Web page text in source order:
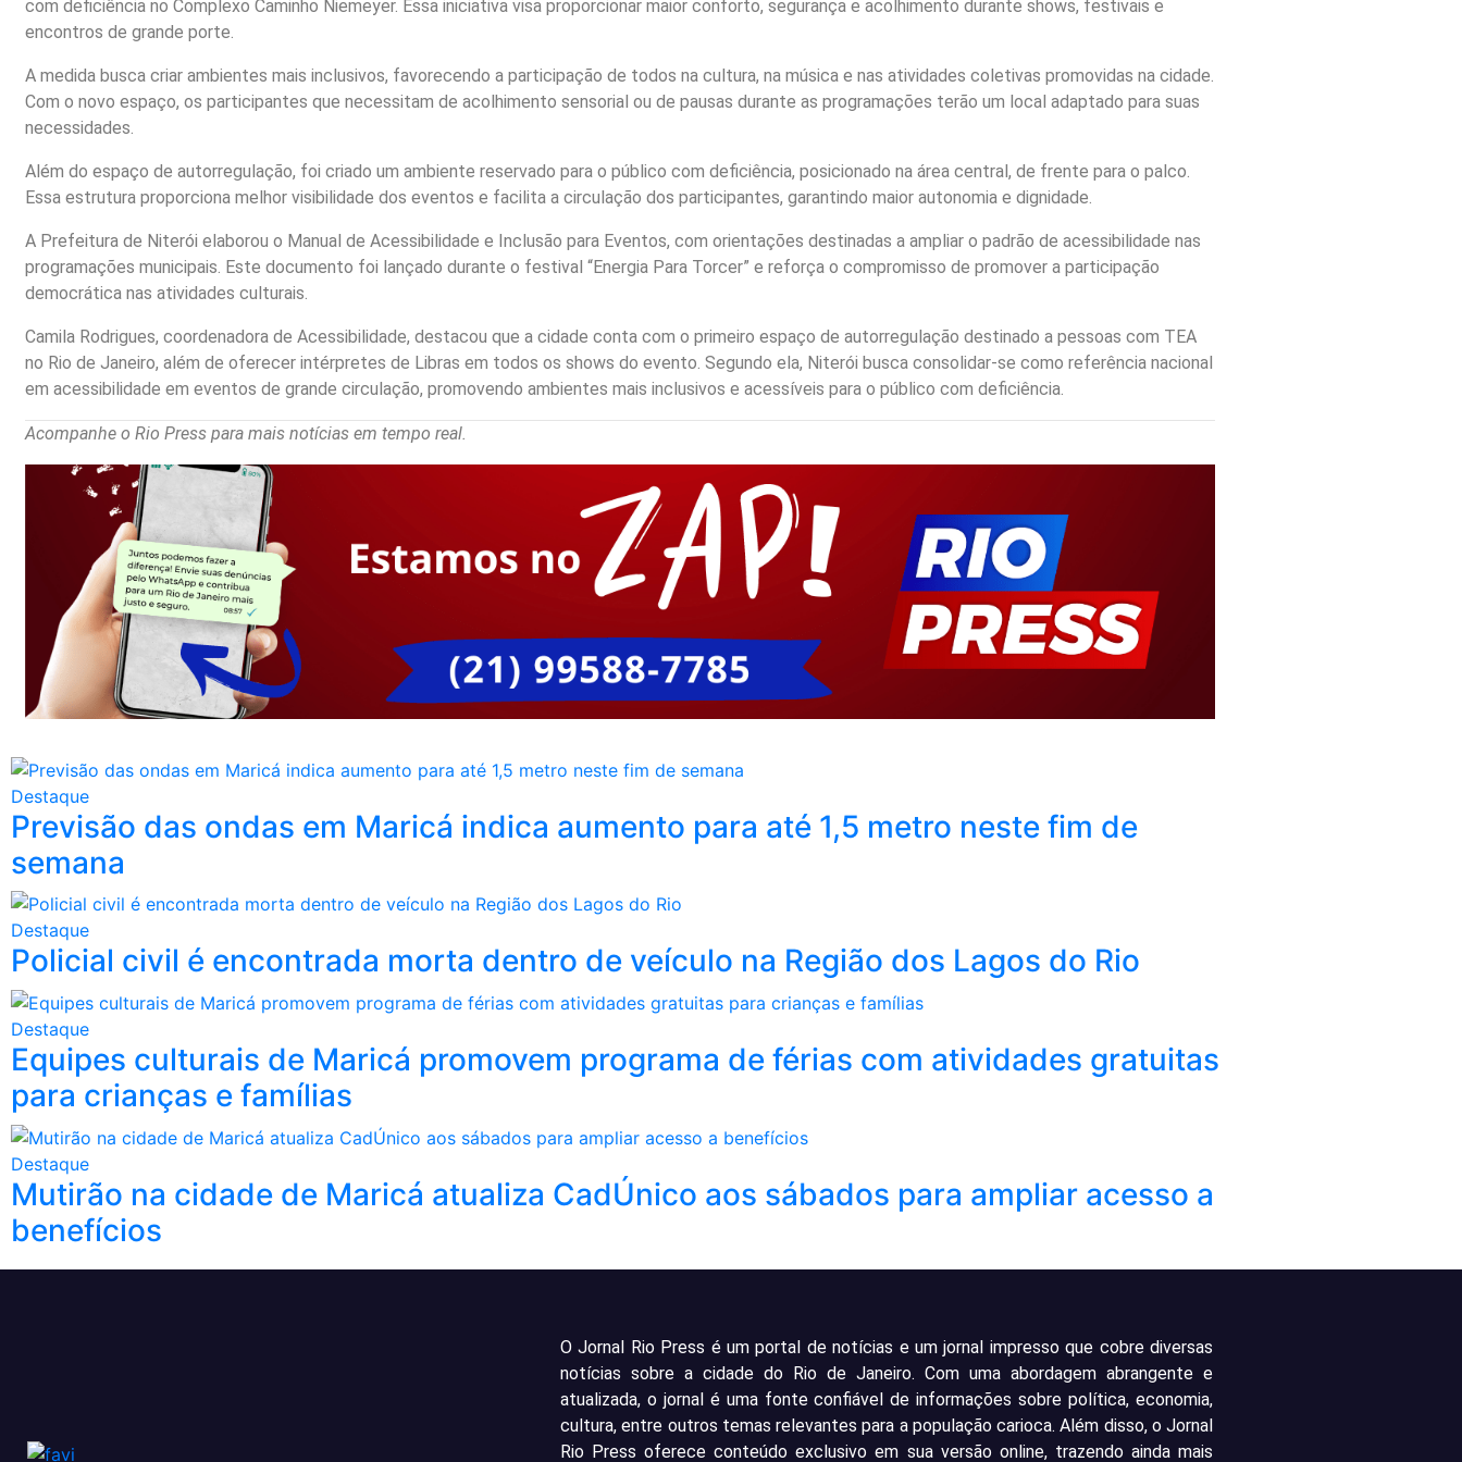
com deficiência no Complexo Caminho Niemeyer. Essa iniciativa visa proporcionar maior conforto, segurança e acolhimento durante shows, festivais e
encontros de grande porte.
A medida busca criar ambientes mais inclusivos, favorecendo a participação de todos na cultura, na música e nas atividades coletivas promovidas na cidade.
Com o novo espaço, os participantes que necessitam de acolhimento sensorial ou de pausas durante as programações terão um local adaptado para suas
necessidades.
Além do espaço de autorregulação, foi criado um ambiente reservado para o público com deficiência, posicionado na área central, de frente para o palco.
Essa estrutura proporciona melhor visibilidade dos eventos e facilita a circulação dos participantes, garantindo maior autonomia e dignidade.
A Prefeitura de Niterói elaborou o Manual de Acessibilidade e Inclusão para Eventos, com orientações destinadas a ampliar o padrão de acessibilidade nas
programações municipais. Este documento foi lançado durante o festival “Energia Para Torcer” e reforça o compromisso de promover a participação
democrática nas atividades culturais.
Camila Rodrigues, coordenadora de Acessibilidade, destacou que a cidade conta com o primeiro espaço de autorregulação destinado a pessoas com TEA
no Rio de Janeiro, além de oferecer intérpretes de Libras em todos os shows do evento. Segundo ela, Niterói busca consolidar-se como referência nacional
em acessibilidade em eventos de grande circulação, promovendo ambientes mais inclusivos e acessíveis para o público com deficiência.
Acompanhe o Rio Press para mais notícias em tempo real.
Destaque
Previsão das ondas em Maricá indica aumento para até 1,5 metro neste fim de
semana
Destaque
Policial civil é encontrada morta dentro de veículo na Região dos Lagos do Rio
Destaque
Equipes culturais de Maricá promovem programa de férias com atividades gratuitas
para crianças e famílias
Destaque
Mutirão na cidade de Maricá atualiza CadÚnico aos sábados para ampliar acesso a
benefícios
O Jornal Rio Press é um portal de notícias e um jornal impresso que cobre diversas
notícias sobre a cidade do Rio de Janeiro. Com uma abordagem abrangente e
atualizada, o jornal é uma fonte confiável de informações sobre política, economia,
cultura, entre outros temas relevantes para a população carioca. Além disso, o Jornal
Rio Press oferece conteúdo exclusivo em sua versão online, trazendo ainda mais